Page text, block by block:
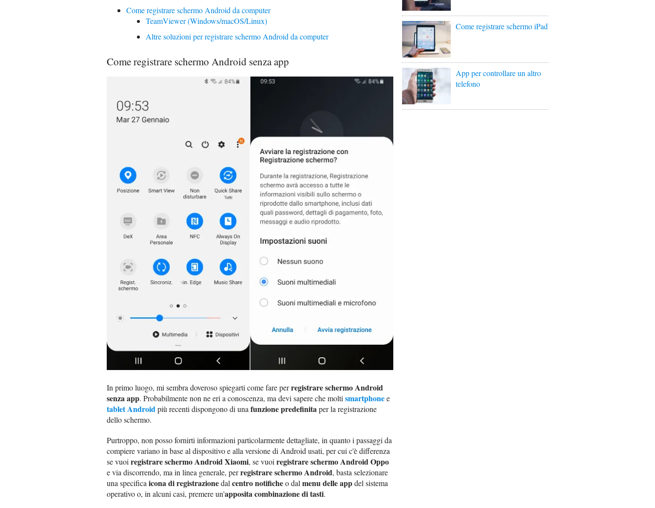
Come registrare schermo Android da computer
TeamViewer (Windows/macOS/Linux)
Altre soluzioni per registrare schermo Android da computer
Come registrare schermo Android senza app
In primo luogo, mi sembra doveroso spiegarti come fare perregistrare schermo Android
senza app. Probabilmente non ne eri a conoscenza, ma devi sapere che moltismartphonee
tablet Androidpiù recenti dispongono di unafunzione predefinitaper la registrazione
dello schermo.
Purtroppo, non posso fornirti informazioni particolarmente dettagliate, in quanto i passaggi da
compiere variano in base al dispositivo e alla versione di Android usati, per cui c'è differenza
se vuoiregistrare schermo Android Xiaomi, se vuoiregistrare schermo Android Oppo
e via discorrendo, ma in linea generale, perregistrare schermo Android, basta selezionare
una specificaicona di registrazionedalcentro notificheo dalmenu delle appdel sistema
operativo o, in alcuni casi, premere un'apposita combinazione di tasti.
Come registrare schermo iPad
App per controllare un altro
telefono